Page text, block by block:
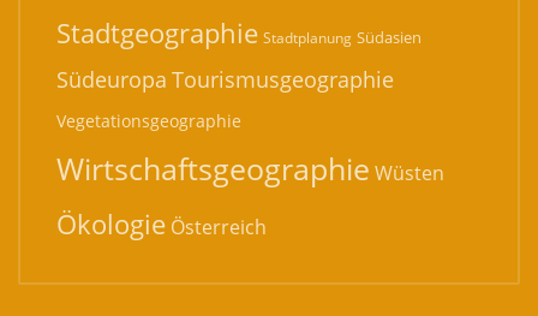
Stadtgeographie Stadtplanung Südasien
Südeuropa Tourismusgeographie
Vegetationsgeographie
Wirtschaftsgeographie Wüsten
Ökologie Österreich